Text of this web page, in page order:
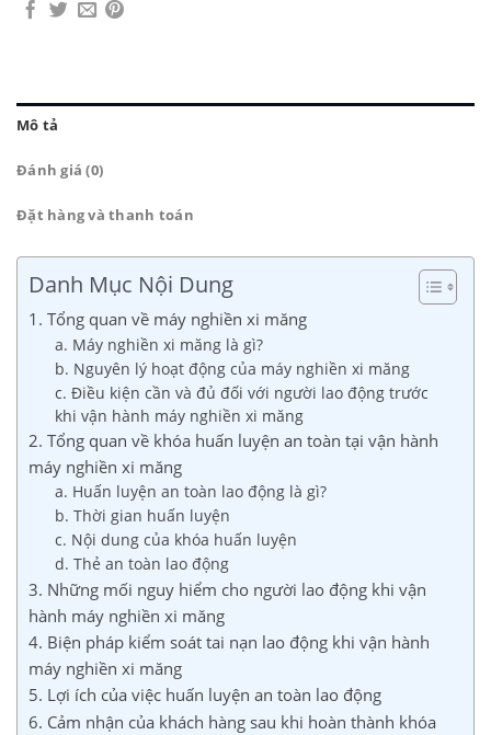
Mô tả
Đánh giá (0)
Đặt hàng và thanh toán
Danh Mục Nội Dung
1. Tổng quan về máy nghiền xi măng
a. Máy nghiền xi măng là gì?
b. Nguyên lý hoạt động của máy nghiền xi măng
c. Điều kiện cần và đủ đối với người lao động trước
khi vận hành máy nghiền xi măng
2. Tổng quan về khóa huấn luyện an toàn tại vận hành
máy nghiền xi măng
a. Huấn luyện an toàn lao động là gì?
b. Thời gian huấn luyện
c. Nội dung của khóa huấn luyện
d. Thẻ an toàn lao động
3. Những mối nguy hiểm cho người lao động khi vận
hành máy nghiền xi măng
4. Biện pháp kiểm soát tai nạn lao động khi vận hành
máy nghiền xi măng
5. Lợi ích của việc huấn luyện an toàn lao động
6. Cảm nhận của khách hàng sau khi hoàn thành khóa